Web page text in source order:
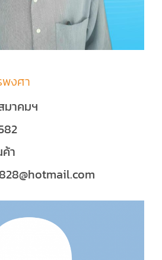
งศา
มาคมฯ
า